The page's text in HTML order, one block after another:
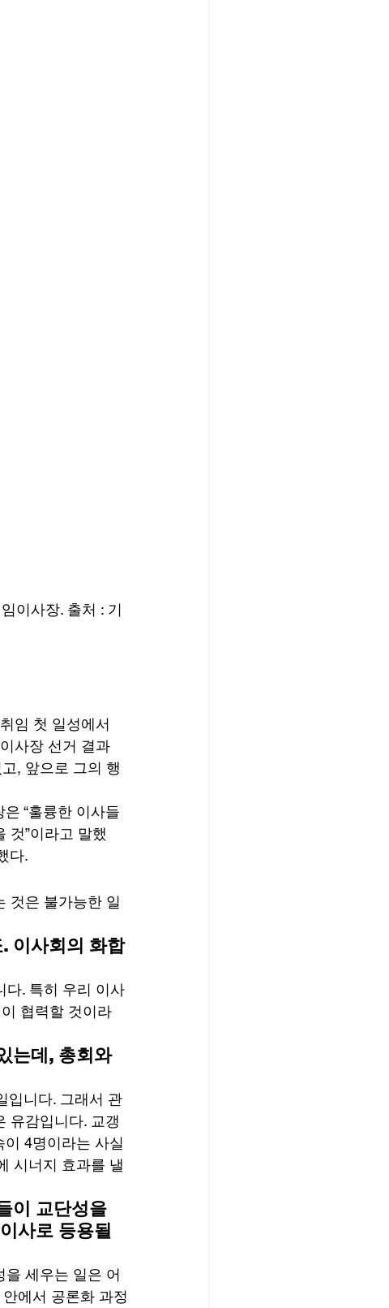
이사장. 출처 : 기
임 첫 일성에서
사장 선거 결과
, 앞으로 그의 행
“훌륭한 이사들
것”이라고 말했
다.
것은 불가능한 일
이사회의 화합
다. 특히 우리 이사
협력할 것이라
는데, 총회와
입니다. 그래서 관
유감입니다. 교갱
4명이라는 사실
시너지 효과를 낼
이 교단성을
사로 등용될
세우는 일은 어
에서 공론화 과정